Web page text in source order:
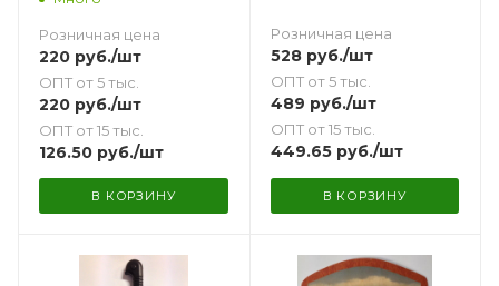
Розничная цена
220 руб./шт
ОПТ от 5 тыс.
220 руб./шт
ОПТ от 15 тыс.
126.50 руб./шт
В КОРЗИНУ
Розничная цена
528руб./шт
ОПТ от 5 тыс.
489 руб./шт
ОПТ от 15 тыс.
449.65руб./шт
В КОРЗИНУ